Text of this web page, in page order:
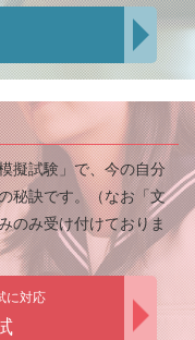
擬試験」で、今の自分
秘訣です。（なお「文
のみ受け付けておりま
に対応